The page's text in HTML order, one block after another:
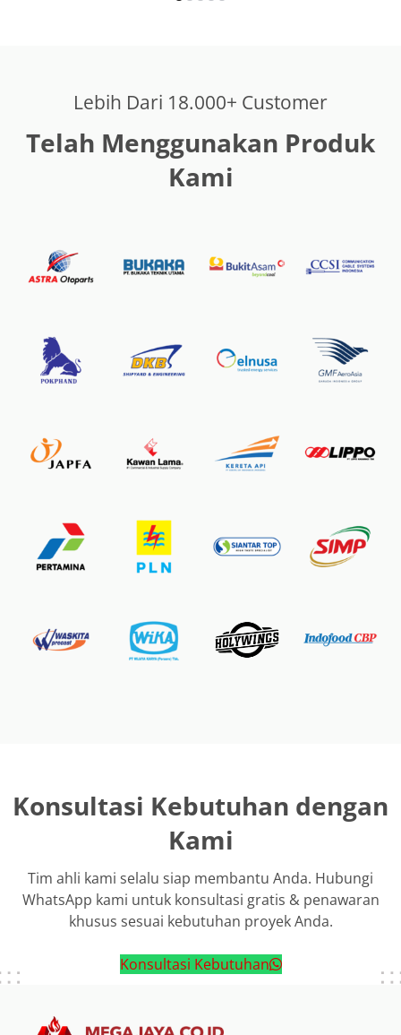
Lebih Dari 18.000+ Customer
Telah Menggunakan Produk
Kami
Konsultasi Kebutuhan dengan
Kami
Tim ahli kami selalu siap membantu Anda. Hubungi
WhatsApp kami untuk konsultasi gratis & penawaran
khusus sesuai kebutuhan proyek Anda.
Konsultasi Kebutuhan